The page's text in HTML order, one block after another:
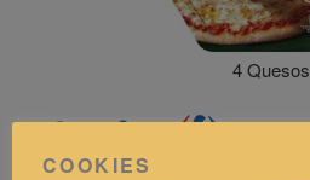
4 Quesos
COOKIES